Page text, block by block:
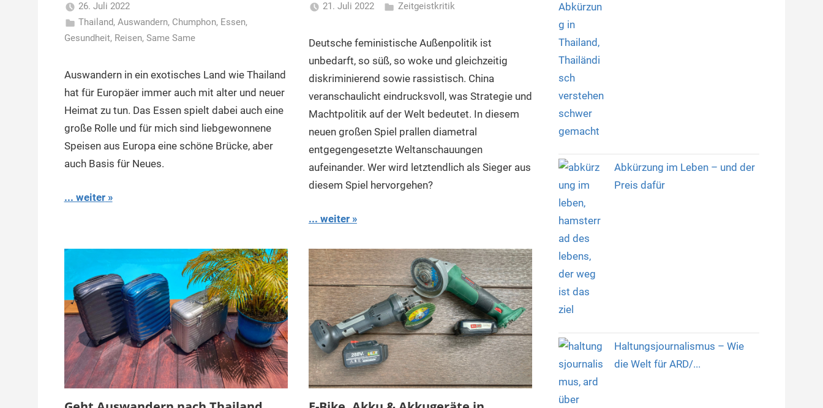
26. Juli 2022
Matt
Thailand, Auswandern, Chumphon, Essen,
Gesundheit, Reisen, Same Same
Auswandern in ein exotisches Land wie Thailand
hat für Europäer immer auch mit alter und neuer
Heimat zu tun. Das Essen spielt dabei auch eine
große Rolle und für mich sind liebgewonnene
Speisen aus Europa eine schöne Brücke, aber
auch Basis für Neues.
... weiter
21. Juli 2022
Zeitgeistkritik
Deutsche feministische Außenpolitik ist
unbedarft, so süß, so woke und gleichzeitig
diskriminierend sowie rassistisch. China
veranschaulicht eindrucksvoll, was Strategie und
Machtpolitik auf der Welt bedeutet. In diesem
neuen großen Spiel prallen diametral
entgegengesetzte Weltanschauungen
aufeinander. Wer wird letztendlich als Sieger aus
diesem Spiel hervorgehen?
... weiter
Abkürzung im Leben – und der
Preis dafür
Haltungsjournalismus – Wie
die Welt für ARD/...